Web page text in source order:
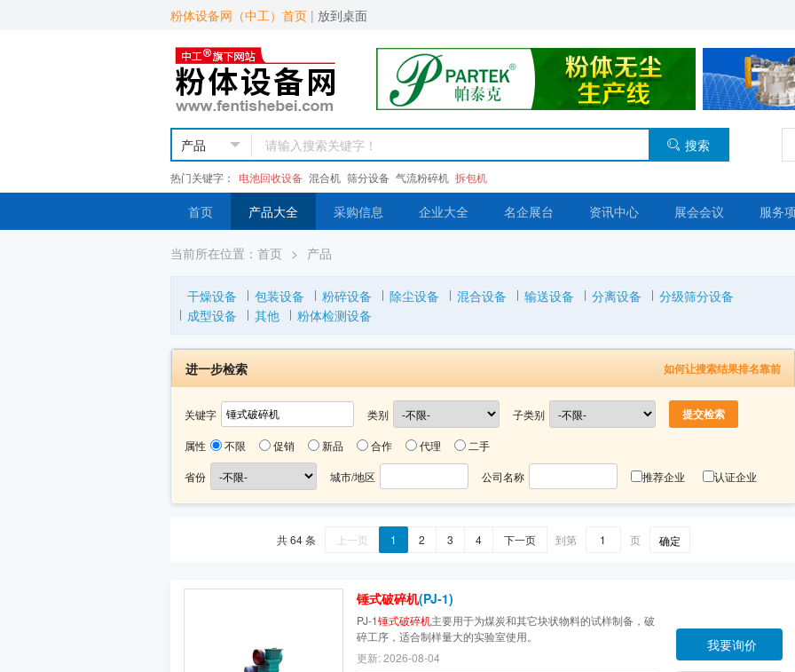
粉体设备网（中工）首页 | 放到桌面
搜索
热门关键字： 电池回收设备 混合机 筛分设备 气流粉碎机 拆包机
首页 产品大全 采购信息 企业大全 名企展台 资讯中心 展会会议 服务
当前所在位置： 首页 > 产品
干燥设备 包装设备 粉碎设备 除尘设备 混合设备 输送设备 分离设备
分级筛分设备
成型设备
其他 粉体检测设备
进一步检索 如何让搜索结果排名靠前
关键字 类别 子类别
属性 不限 促销 新品 合作 代理 二手
省份 城市/地区 公司名称 推荐企业 认证企业
共 64 条 上一页 1 2 3 4 下一页 到第 页 确定
锤式破碎机(PJ-1)
PJ-1锤式破碎机主要用于为煤炭和其它块状物料的试样制备，破
碎工序，适合制样量大的实验室使用。
更新: 2026-08-04
我要询价